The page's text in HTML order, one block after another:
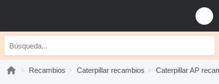
Recambios Caterpillar recambios Caterpillar AP